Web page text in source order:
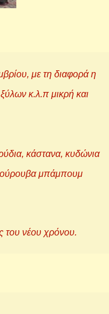
με τη διαφορά η
κ.λ.π μικρή και
κάστανα, κυδώνια
σούρουβα μπάμπουμ
του νέου χρόνου.